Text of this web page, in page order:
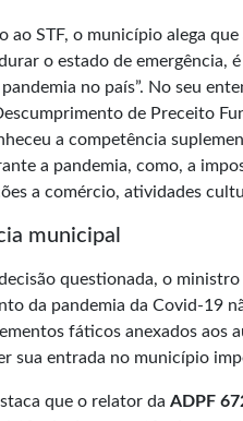
ao STF, o município alega
o estado de emergência,
no país”. No seu
de Preceito
a competência
a pandemia, como, a
a comércio, atividades
municipal
questionada, o
da pandemia da Covid-19
fáticos anexados
sua entrada no município
que o relator da ADPF